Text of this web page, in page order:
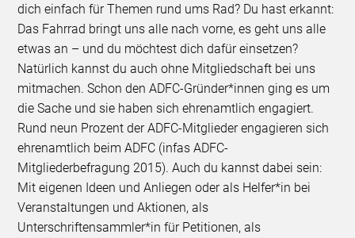
dich einfach für Themen rund ums Rad? Du hast erkannt:
Das Fahrrad bringt uns alle nach vorne, es geht uns alle
etwas an – und du möchtest dich dafür einsetzen?
Natürlich kannst du auch ohne Mitgliedschaft bei uns
mitmachen. Schon den ADFC-Gründer*innen ging es um
die Sache und sie haben sich ehrenamtlich engagiert.
Rund neun Prozent der ADFC-Mitglieder engagieren sich
ehrenamtlich beim ADFC (infas ADFC-
Mitgliederbefragung 2015). Auch du kannst dabei sein:
Mit eigenen Ideen und Anliegen oder als Helfer*in bei
Veranstaltungen und Aktionen, als
Unterschriftensammler*in für Petitionen, als